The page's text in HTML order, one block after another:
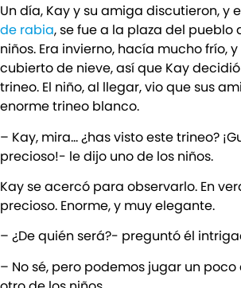
Un día, Kay y su amiga discutieron, y
de rabia, se fue a la plaza del pueblo
niños. Era invierno, hacía mucho frío,
cubierto de nieve, así que Kay
trineo. El niño, al llegar, vio que sus
enorme trineo blanco.
– Kay, mira… ¿has visto este trineo?
precioso!- le dijo uno de los niños.
Kay se acercó para observarlo. En
precioso. Enorme, y muy elegante.
– ¿De quién será?- preguntó él
– No sé, pero podemos jugar un